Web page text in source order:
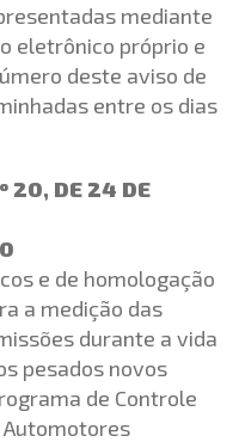
mediante
eletrônico próprio e
deste aviso de
entre os dias
20, DE 24 DE
e de homologação
a medição das
durante a vida
pesados novos
de Controle
Automotores